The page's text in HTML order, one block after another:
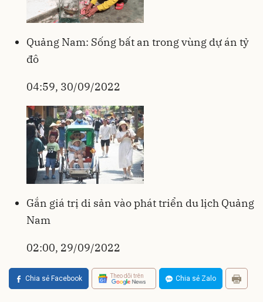
Quảng Nam: Sống bất an trong vùng dự án tỷ
đô
04:59, 30/09/2022
Gắn giá trị di sản vào phát triển du lịch Quảng
Nam
02:00, 29/09/2022
Chia sẻ Facebook Theo dõi trên Chia sẻ Zalo